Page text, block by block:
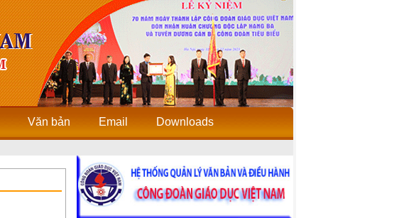
Văn bản Email Downloads